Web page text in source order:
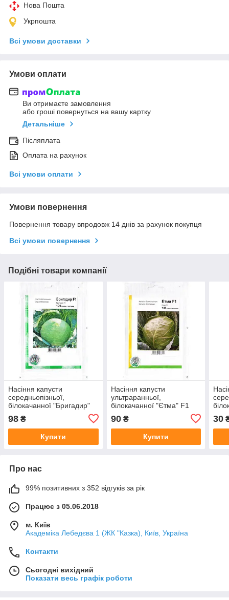
Нова Пошта
Укрпошта
Всі умови доставки
Умови оплати
Ви отримаєте замовлення
або гроші повернуться на вашу картку
Детальніше
Післяплата
Оплата на рахунок
Всі умови оплати
Умови повернення
Повернення товару впродовж 14 днів за рахунок покупця
Всі умови повернення
Подібні товари компанії
Насіння капусти
середньопізньої,
білокачанної "Бригадир"
Clause, Франція
98 ₴
Купити
Насіння капусти
ультраранньої,
білокачанної "Єтма" F1
Zwaan, Голландія
90₴
Купити
30
Про нас
99% позитивних з 352 відгуків за рік
Працює з 05.06.2018
м. Київ
Академіка Лебедєва 1 (ЖК "Казка), Київ, Україна
Контакти
Сьогодні вихідний
Показати весь графік роботи